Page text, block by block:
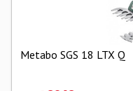
Metabo SGS 18 LTX Q